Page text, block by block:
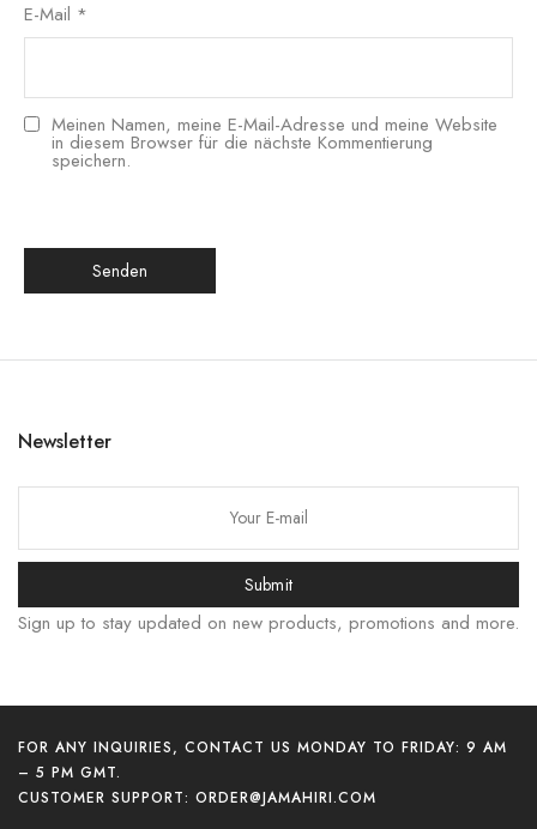
E-Mail *
Meinen Namen, meine E-Mail-Adresse und meine Website
in diesem Browser für die nächste Kommentierung
speichern.
Newsletter
Submit
Sign up to stay updated on new products, promotions and more.
FOR ANY INQUIRIES, CONTACT US MONDAY TO FRIDAY: 9 AM
– 5 PM GMT.
CUSTOMER SUPPORT: ORDER@JAMAHIRI.COM
Português
Tiếng Việt
हिन्दी
Bahasa Indonesia